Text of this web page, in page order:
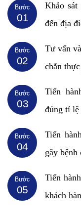
01
Bước
Khảo
đến địa
02
Bước
Tư vấn
chắn
03
Bước
Tiến
đúng tỉ lệ
04
Bước
Tiến
gây bệnh
05
Bước
Tiến
khách